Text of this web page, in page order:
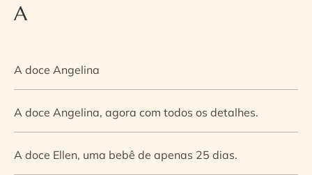
A
A doce Angelina
A doce Angelina, agora com todos os detalhes.
A doce Ellen, uma bebê de apenas 25 dias.